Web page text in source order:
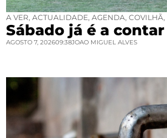
A VER, ACTUALIDADE, AGENDA, COVILHÃ,
Sábado já é a contar
AGOSTO 7, 202609:38JOAO MIGUEL ALVES